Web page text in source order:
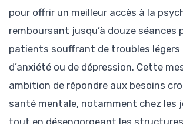
pour offrir un meilleur accès à la
remboursant jusqu’à douze séances
patients souffrant de troubles légers
d’anxiété ou de dépression. Cette
ambition de répondre aux besoins
santé mentale, notamment chez les